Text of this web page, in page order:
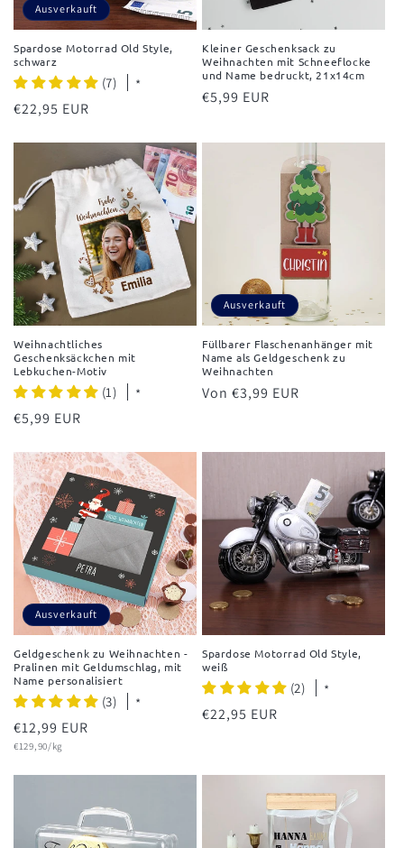
Ausverkauft
Spardose Motorrad Old Style,
schwarz
(7) *
Normaler
€22,95 EUR
Kleiner Geschenksack zu
Weihnachten mit Schneeflocke
und Name bedruckt, 21x14cm
Normaler
€5,99 EUR
Weihnachtliches
Geschenksäckchen mit
Lebkuchen-Motiv
(1) *
Normaler
€5,99 EUR
Ausverkauft
Füllbarer Flaschenanhänger mit
Name als Geldgeschenk zu
Weihnachten
Normaler
Von €3,99 EUR
Ausverkauft
Geldgeschenk zu Weihnachten -
Pralinen mit Geldumschlag, mit
Name personalisiert
(3) *
Normaler
Preis
€12,99 EUR
Grundpreis
€129,90/kg
Spardose Motorrad Old Style,
weiß
(2) *
Normaler
€22,95 EUR